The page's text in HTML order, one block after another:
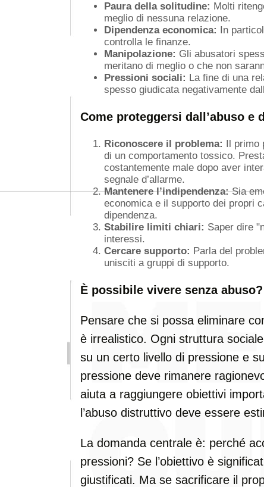
Paura della solitudine: Molti
meglio di nessuna relazione.
Dipendenza economica: In
controlla le finanze.
Manipolazione: Gli abusatori
meritano di meglio o che non
Pressioni sociali: La fine di una
spesso giudicata negativamente
Come proteggersi dall’abuso e
Riconoscere il problema: Il primo
di un comportamento tossico.
costantemente male dopo aver
segnale d’allarme.
Mantenere l’indipendenza:Sia
economica e il supporto dei propri
dipendenza.
Stabilire limiti chiari: Saper dire
interessi.
Cercare supporto: Parla del
unisciti a gruppi di supporto.
È possibile vivere senza abuso?
Pensare che si possa eliminare
è irrealistico. Ogni struttura
su un certo livello di pressione e
pressione deve rimanere
aiuta a raggiungere obiettivi
l’abuso distruttivo deve essere
La domanda centrale è: perché
pressioni? Se l’obiettivo è
giustificati. Ma se sacrificare il